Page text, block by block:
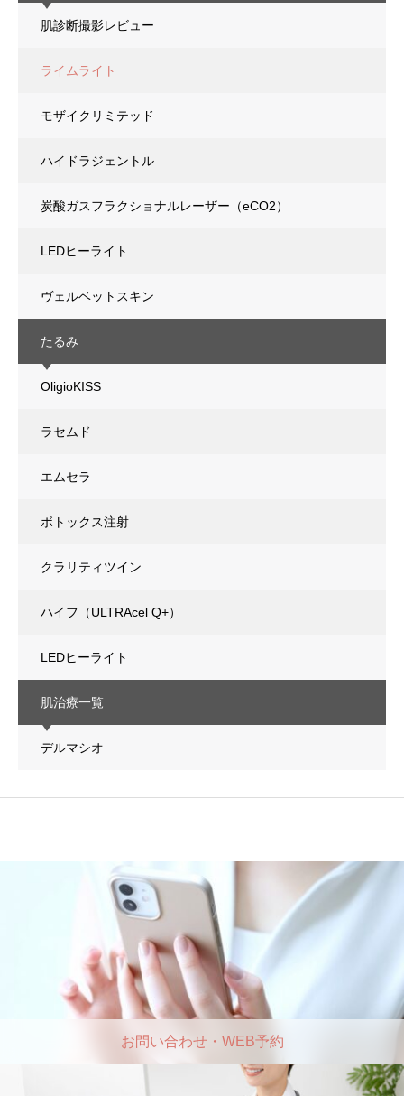
肌診断撮影レビュー
ライムライト
モザイクリミテッド
ハイドラジェントル
炭酸ガスフラクショナルレーザー（eCO2）
LEDヒーライト
ヴェルベットスキン
たるみ
OligioKISS
ラセムド
エムセラ
ボトックス注射
クラリティツイン
ハイフ（ULTRAcel Q+）
LEDヒーライト
肌治療一覧
デルマシオ
お問い合わせ・WEB予約